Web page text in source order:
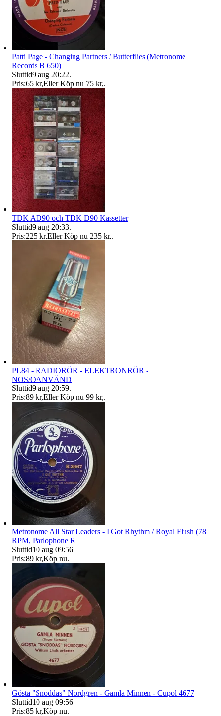
Patti Page - Changing Partners / Butterflies (Metronome
Records B 650)
Sluttid9 aug 20:22.
Pris:65 kr,Eller Köp nu 75 kr,.
TDK AD90 och TDK D90 Kassetter
Sluttid9 aug 20:33.
Pris:225 kr,Eller Köp nu 235 kr,.
PL84 - RADIORÖR - ELEKTRONRÖR -
NOS/OANVÄND
Sluttid9 aug 20:59.
Pris:89 kr,Eller Köp nu 99 kr,.
Metronome All Star Leaders - I Got Rhythm / Royal Flush (78
RPM, Parlophone R
Sluttid10 aug 09:56.
Pris:89 kr,Köp nu.
Gösta "Snoddas" Nordgren - Gamla Minnen - Cupol 4677
Sluttid10 aug 09:56.
Pris:85 kr,Köp nu.